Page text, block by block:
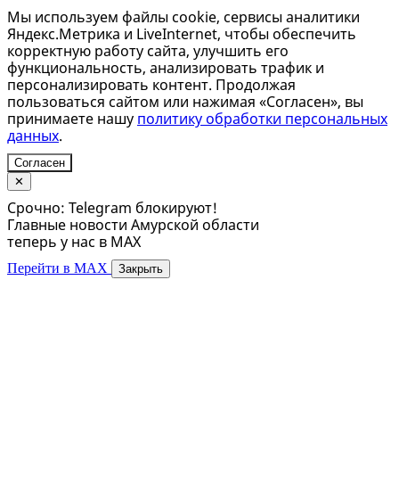
Мы используем файлы cookie, сервисы аналитики
Яндекс.Метрика и LiveInternet, чтобы обеспечить
корректную работу сайта, улучшить его
функциональность, анализировать трафик и
персонализировать контент. Продолжая
пользоваться сайтом или нажимая «Согласен», вы
принимаете нашу политику обработки персональных
данных.
Согласен
✕
Срочно: Telegram блокируют!
Главные новости Амурской области
теперь у нас в MAX
Перейти в MAX Закрыть